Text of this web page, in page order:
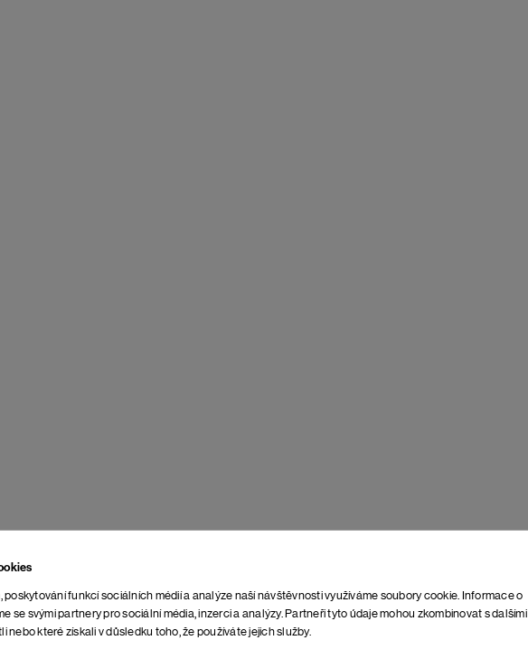
poskytování funkcí sociálních médií a analýze naší návštěvnosti využíváme soubory cookie. Informace o
se svými partnery pro sociální média, inzerci a analýzy. Partneři tyto údaje mohou zkombinovat s dalšími
nebo které získali v důsledku toho, že používáte jejich služby.